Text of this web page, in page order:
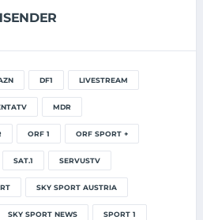
DF1 LIVESTREAM
MDR
ORF 1 ORF SPORT +
SAT.1 SERVUSTV
SKY SPORT AUSTRIA
SKY SPORT NEWS SPORT 1